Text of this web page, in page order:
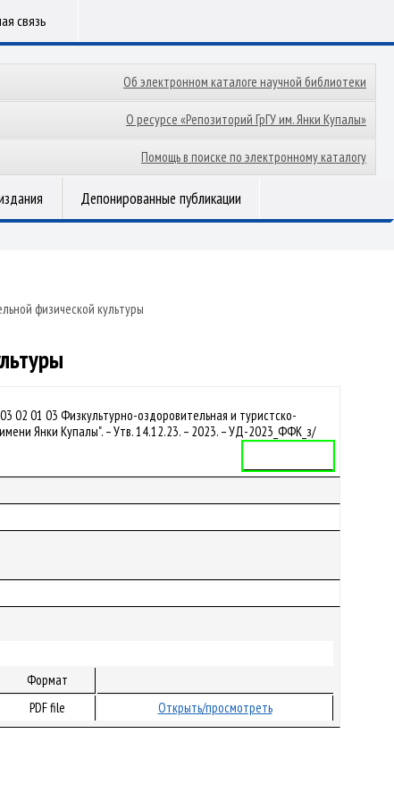
связь
Об электронном каталоге научной библиотеки
О ресурсе «Репозиторий ГрГУ им. Янки Купалы»
Помощь в поиске по электронному каталогу
Депонированные публикации
физической культуры
02 01 03 Физкультурно-оздоровительная и туристско-
Янки Купалы". – Утв. 14.12.23. – 2023. – УД-2023_ФФК_з/
Формат
PDF file Открыть/просмотреть